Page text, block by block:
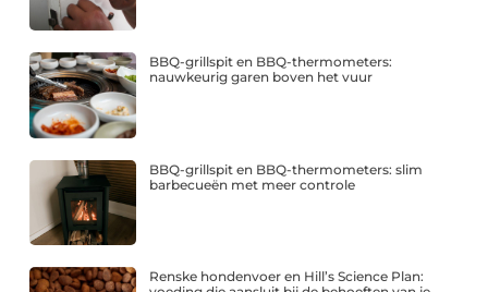
BBQ-grillspit en BBQ-thermometers:
nauwkeurig garen boven het vuur
BBQ-grillspit en BBQ-thermometers: slim
barbecueën met meer controle
Renske hondenvoer en Hill’s Science Plan: